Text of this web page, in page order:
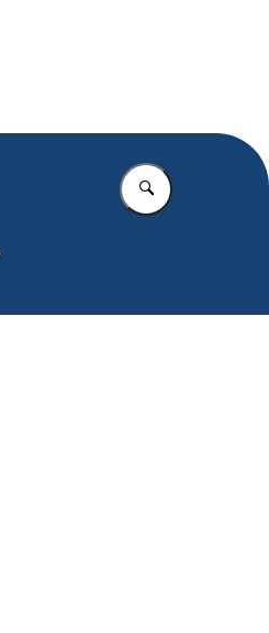
Vul in wat u